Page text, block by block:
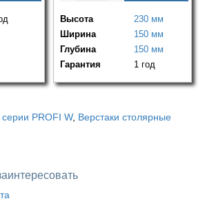
Высота
230 мм
Ширина
150 мм
Глубина
150 мм
Гарантия
1 год
серии PROFI W, Верстаки столярные